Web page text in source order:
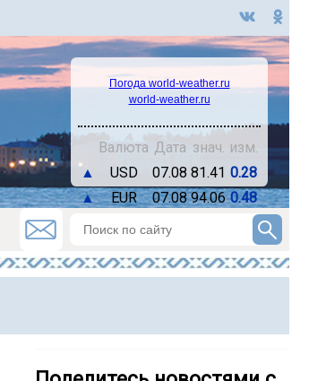
Погода world-weather.ru
world-weather.ru
Валюта Дата знач. изм.
▲
USD 07.08 81.41 0.28
▲
EUR 07.08 94.06 0.48